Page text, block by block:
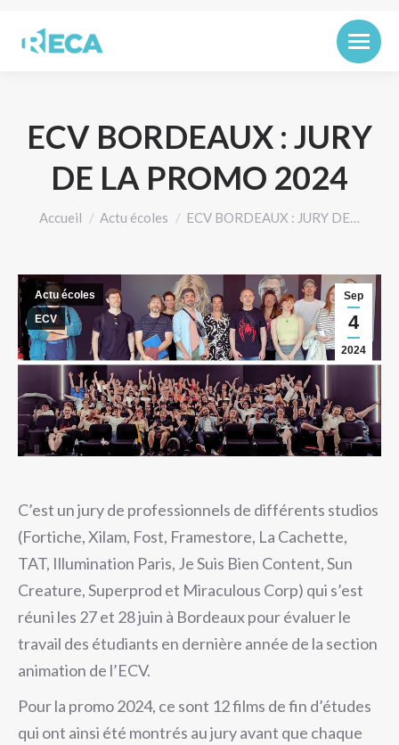
ECV BORDEAUX : JURY
DE LA PROMO 2024
Vous êtes ici :
Accueil Actu écoles ECV BORDEAUX : JURY DE…
Sep
4
2024
Actu écoles
ECV
C’est un jury de professionnels de différents studios
(Fortiche, Xilam, Fost, Framestore, La Cachette,
TAT, Illumination Paris, Je Suis Bien Content, Sun
Creature, Superprod et Miraculous Corp) qui s’est
réuni les 27 et 28 juin à Bordeaux pour évaluer le
travail des étudiants en dernière année de la section
animation de l’ECV.
Pour la promo 2024, ce sont 12 films de fin d’études
qui ont ainsi été montrés au jury avant que chaque